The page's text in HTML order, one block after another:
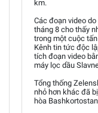
km.
Các đoạn video
tháng 8 cho thấy
trong một cuộc
Kênh tin tức độc
tích đoạn video
máy lọc dầu
Tổng thống
nhỏ hơn khác đã
hòa